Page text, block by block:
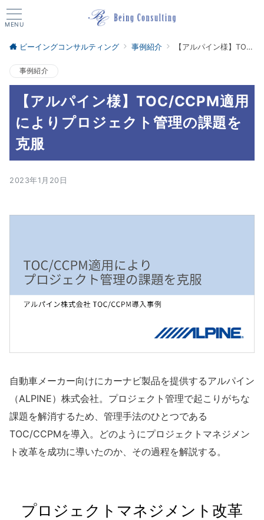
MENU
ビーイングコンサルティング 事例紹介 【アルパイン様】TOC/CCPM適用によりプロジェクト管理の課題を克服
事例紹介
【アルパイン様】TOC/CCPM適用
によりプロジェクト管理の課題を
克服
2023年1月20日
自動車メーカー向けにカーナビ製品を提供するアルパイン
（ALPINE）株式会社。プロジェクト管理で起こりがちな
課題を解消するため、管理手法のひとつである
TOC/CCPMを導入。どのようにプロジェクトマネジメン
ト改革を成功に導いたのか、その過程を解説する。
プロジェクトマネジメント改革